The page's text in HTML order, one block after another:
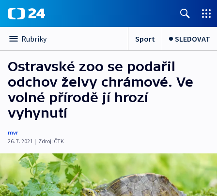
Rubriky Sport SLEDOVAT
Ostravské zoo se podařil
odchov želvy chrámové. Ve
volné přírodě jí hrozí
vyhynutí
mvr
26. 7. 2021 | Zdroj: ČTK